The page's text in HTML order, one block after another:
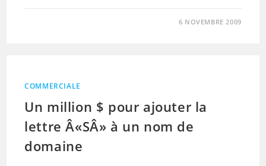
6 NOVEMBRE 2009
COMMERCIALE
Un million $ pour ajouter la
lettre Â«SÂ» à un nom de
domaine